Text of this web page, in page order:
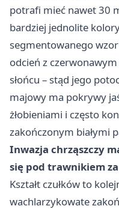
potrafi mieć nawet 30
bardziej jednolite
segmentowanego
odcień z
słońcu – stąd jego
majowy ma pokrywy
żłobieniami i często
zakończonym białymi
Inwazja chrząszczy
się pod trawnikiem
Kształt czułków to
wachlarzykowate